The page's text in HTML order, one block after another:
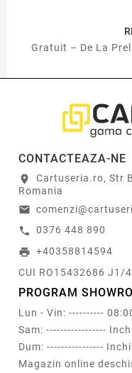
Gratuit – De La
CONTACTEAZA-NE
location_on
Cartuseria.ro, Str
Romania
email
call 0376 448 890
print +40358814594
CUI RO15432686 J1/
PROGRAM
Lun - Vin: ----------
Sam: -----------------
Dum: ----------------
Magazin online